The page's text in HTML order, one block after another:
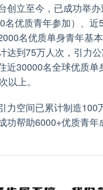
创立至今，已成功举
名优质青年参加）、
名优质单身青年基
达到75万人次，引力
近30000名全球优质
以上。
力空间已累计制造100
功帮助6000+优质青年